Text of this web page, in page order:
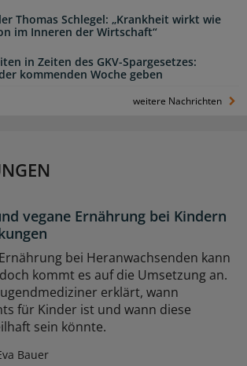
Thomas Schlegel: „Krankheit wirkt wie
im Inneren der Wirtschaft“
in Zeiten des GKV-Spargesetzes:
kommenden Woche geben
weitere Nachrichten
vegane Ernährung bei Kindern
bei Heranwachsenden kann
kommt es auf die Umsetzung an.
erklärt, wann
für Kinder ist und wann diese
sein könnte.
Bauer